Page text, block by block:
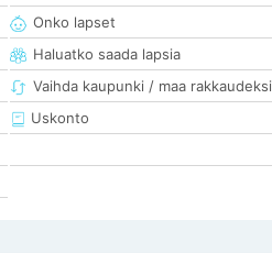
Onko lapset
Haluatko saada lapsia
Vaihda kaupunki / maa rakkaudeksi
Uskonto